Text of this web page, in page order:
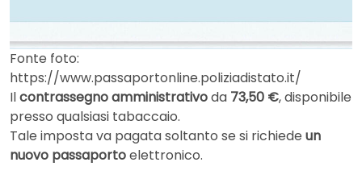
Fonte foto:
https://www.passaportonline.poliziadistato.it/
Ilcontrassegno amministrativoda 73,50 €, disponibile
presso qualsiasi tabaccaio.
Tale imposta va pagata soltanto se si richiede un
nuovo passaportoelettronico.